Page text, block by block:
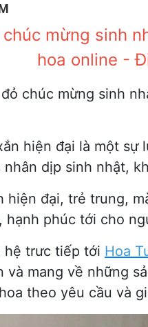
chúc mừng sinh
hoa online -
chúc mừng sinh
hiện đại là một sự
dịp sinh nhật,
hiện đại, trẻ trung,
hạnh phúc tới cho
hệ trưc tiếp tới Hoa
và mang về những
theo yêu cầu và